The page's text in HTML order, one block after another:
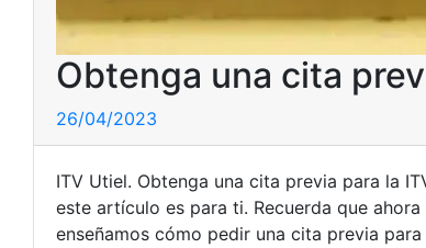
Obtenga una cita
26/04/2023
ITV Utiel. Obtenga una cita previa para la
este artículo es para ti. Recuerda que
enseñamos cómo pedir una cita previa